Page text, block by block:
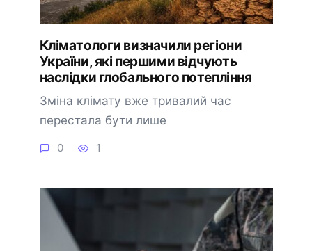
Кліматологи визначили регіони
України, які першими відчують
наслідки глобального потепління
Зміна клімату вже тривалий час
перестала бути лише
0 1